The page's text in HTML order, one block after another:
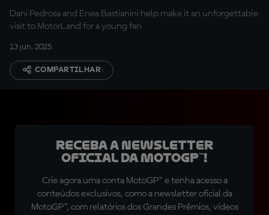
Dani Pedrosa and Enea Bastianini help make it an unforgettable
visit to MotorLand for a young fan
13 jun. 2025
COMPARTILHAR
Receba a newsletter
oficial da MotoGP™!
Crie agora uma conta MotoGP™ e tenha acesso a
conteúdos exclusivos, como a newsletter oficial da
MotoGP™, com relatórios dos Grandes Prêmios, vídeos